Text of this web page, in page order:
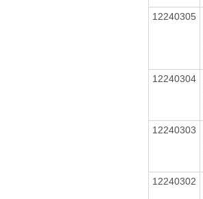
12240305
12240304
12240303
12240302